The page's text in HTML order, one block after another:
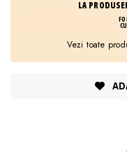
LA
Vezi toate